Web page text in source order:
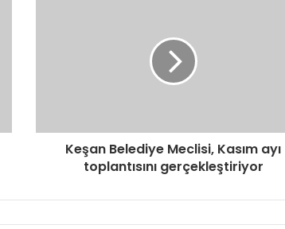
Keşan Belediye Meclisi, Kasım ayı
toplantısını gerçekleştiriyor